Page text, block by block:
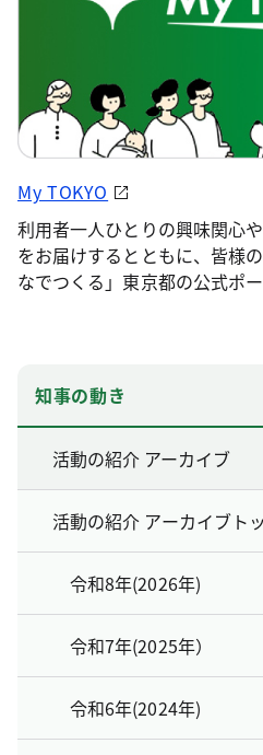
My TOKYO
利用者一人ひとりの興味関心
をお届けするとともに、皆様
なでつくる」東京都の公式ポー
知事の動き
活動の紹介 アーカイブ
活動の紹介 アーカイブト
令和8年(2026年)
令和7年(2025年）
令和6年(2024年)